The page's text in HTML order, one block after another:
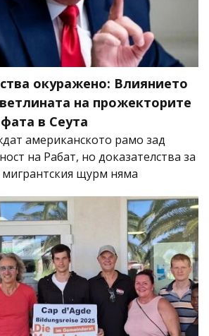
окуражено: Влиянието
на прожекторите
в Сеута
американското рамо зад
на Рабат, но доказателства за
щурм няма